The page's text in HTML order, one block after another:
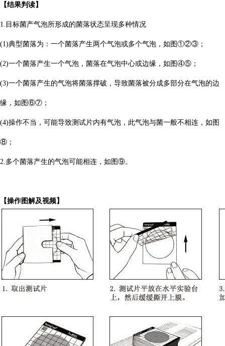
【结果判读】
1.目标菌产气泡所形成的菌落状态呈现多种情况
(1)典型菌落为：一个菌落产生两个气泡或多个气泡，如图①②③；
(2)一个菌落产生一个气泡，菌落在气泡中心或边缘，如图④⑤；
(3)一个菌落产生的气泡将菌落撑破，导致菌落被分成多部分在气泡的边
缘，如图⑥⑦；
(4)操作不当，可能导致测试片内有气泡，此气泡与菌一般不相连，如图
⑧；
2.多个菌落产生的气泡可能相连，如图⑨。
【操作图解及视频】